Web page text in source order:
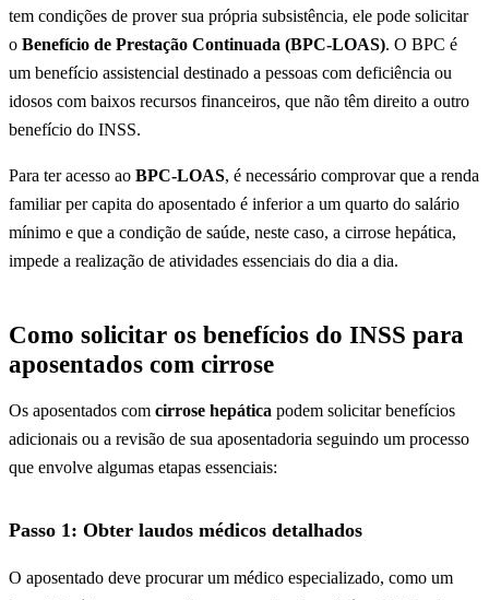
tem condições de prover sua própria subsistência, ele pode solicitar
o Benefício de Prestação Continuada (BPC-LOAS). O BPC é
um benefício assistencial destinado a pessoas com deficiência ou
idosos com baixos recursos financeiros, que não têm direito a outro
benefício do INSS.
Para ter acesso ao BPC-LOAS, é necessário comprovar que a renda
familiar per capita do aposentado é inferior a um quarto do salário
mínimo e que a condição de saúde, neste caso, a cirrose hepática,
impede a realização de atividades essenciais do dia a dia.
Como solicitar os benefícios do INSS para
aposentados com cirrose
Os aposentados com cirrose hepática podem solicitar benefícios
adicionais ou a revisão de sua aposentadoria seguindo um processo
que envolve algumas etapas essenciais:
Passo 1: Obter laudos médicos detalhados
O aposentado deve procurar um médico especializado, como um